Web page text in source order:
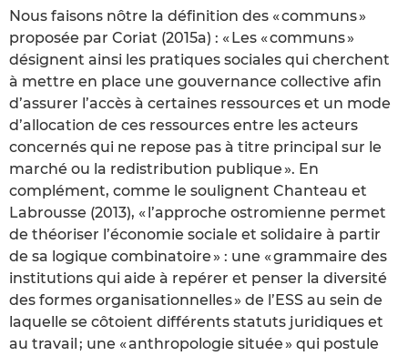
Nous faisons nôtre la définition des « communs »
proposée par Coriat (2015a) : « Les « communs »
désignent ainsi les pratiques sociales qui cherchent
à mettre en place une gouvernance collective afin
d’assurer l’accès à certaines ressources et un mode
d’allocation de ces ressources entre les acteurs
concernés qui ne repose pas à titre principal sur le
marché ou la redistribution publique ». En
complément, comme le soulignent Chanteau et
Labrousse (2013), « l’approche ostromienne permet
de théoriser l’économie sociale et solidaire à partir
de sa logique combinatoire » : une « grammaire des
institutions qui aide à repérer et penser la diversité
des formes organisationnelles » de l’ESS au sein de
laquelle se côtoient différents statuts juridiques et
au travail ; une « anthropologie située » qui postule